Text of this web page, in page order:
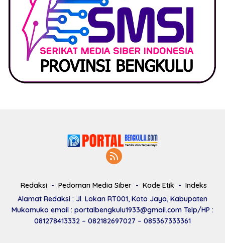
Redaksi Pedoman Media Siber Kode Etik
Indeks
Alamat Redaksi : Jl. Lokan RT001, Koto Jaya, Kabupaten
Mukomuko email : portalbengkulu1933@gmail.com Telp/HP :
081278413332 – 082182697027 – 085367333361